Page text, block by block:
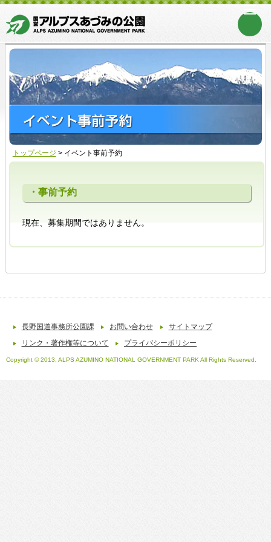
トップページ > イベント事前予約
・事前予約
現在、募集期間ではありません。
長野国道事務所公園課 お問い合わせ サイトマップ
リンク・著作権等について プライバシーポリシー
Copyright © 2013, ALPS AZUMINO NATIONAL GOVERNMENT PARK All Rights Reserved.